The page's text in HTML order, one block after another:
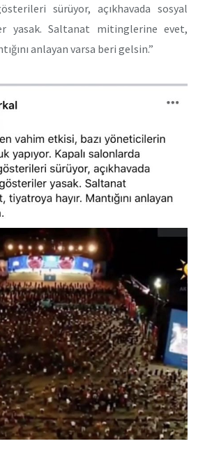
sürüyor, açıkhavada sosyal
yasak. Saltanat mitinglerine evet,
anlayan varsa beri gelsin.”